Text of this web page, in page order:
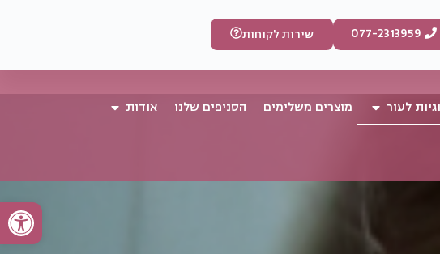
פתח
שירות לקוחות 077-2313959
לעור מוצרים משלימים הסניפים שלנו
אודות